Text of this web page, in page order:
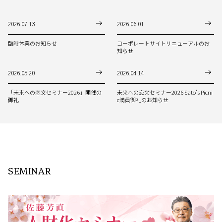
2026.07.13
臨時休業のお知らせ
2026.06.01
コーポレートサイトリニューアルのお
知らせ
2026.05.20
「未来への恋文セミナー2026」開催の
御礼
2026.04.14
未来への恋文セミナー2026 Sato’s Picni
c満員御礼のお知らせ
SEMINAR